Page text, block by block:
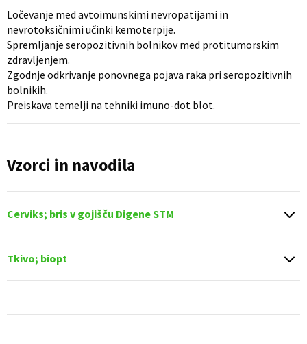
Ločevanje med avtoimunskimi nevropatijami in
nevrotoksičnimi učinki kemoterpije.
Spremljanje seropozitivnih bolnikov med protitumorskim
zdravljenjem.
Zgodnje odkrivanje ponovnega pojava raka pri seropozitivnih
bolnikih.
Preiskava temelji na tehniki imuno-dot blot.
Vzorci in navodila
Cerviks; bris v gojišču Digene STM
Tkivo; biopt